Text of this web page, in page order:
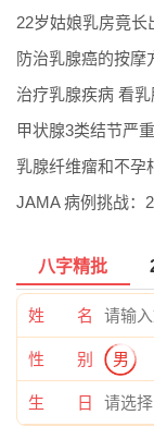
防治乳腺癌的按摩
治疗乳腺疾病 看
甲状腺3类结节严
乳腺纤维瘤和不孕
JAMA 病例挑战：
八字精批
姓 名
性 别 男
生 日